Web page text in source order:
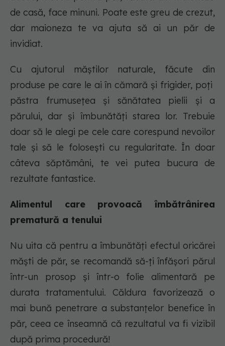
de casă, face minuni. Poate este greu de crezut,
dar maioneza te va ajuta să ai un păr de
invidiat.
Cu ajutorul măștilor naturale, făcute din
produse pe care le ai în cămară și frigider, poți
păstra frumusețea și sănătatea pielii și a
părului, dar și îmbunătăți starea lor. Trebuie
doar să le alegi pe cele care corespund nevoilor
tale și să le folosești cu regularitate. În doar
câteva săptămâni, te vei putea bucura de
rezultate fantastice.
Alimentul care provoacă îmbătrânirea
prematură a tenului
Nu uita că pentru a îmbunătăți efectul oricărei
măști de păr, se recomandă să-ți înfășori părul
într-un prosop și într-o folie alimentară pe
durata tratamentului. Căldura favorizează o
mai bună penetrare a substanțelor benefice în
păr, ceea ce înseamnă că rezultatul va fi vizibil
după prima procedură!